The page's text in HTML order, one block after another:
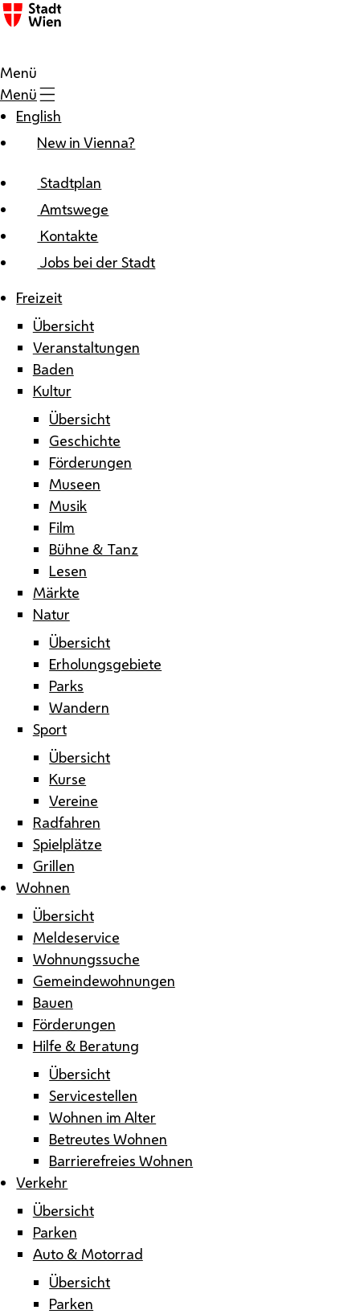
Zum Inhalt
Menü
Menü
English
New in Vienna?
Stadtplan
Amtswege
Kontakte
Jobs bei der Stadt
Freizeit
Übersicht
Veranstaltungen
Baden
Kultur
Übersicht
Geschichte
Förderungen
Museen
Musik
Film
Bühne & Tanz
Lesen
Märkte
Natur
Übersicht
Erholungsgebiete
Parks
Wandern
Sport
Übersicht
Kurse
Vereine
Radfahren
Spielplätze
Grillen
Wohnen
Übersicht
Meldeservice
Wohnungssuche
Gemeindewohnungen
Bauen
Förderungen
Hilfe & Beratung
Übersicht
Servicestellen
Wohnen im Alter
Betreutes Wohnen
Barrierefreies Wohnen
Verkehr
Übersicht
Parken
Auto & Motorrad
Übersicht
Parken